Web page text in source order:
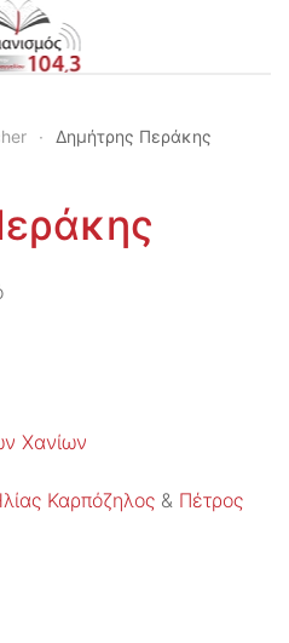
Δημήτρης Περάκης
Χανίων
Καρπόζηλος & Πέτρος